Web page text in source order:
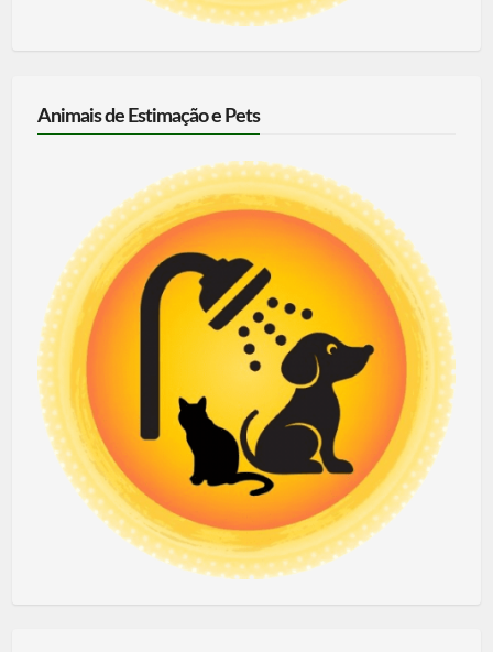
Animais de Estimação e Pets